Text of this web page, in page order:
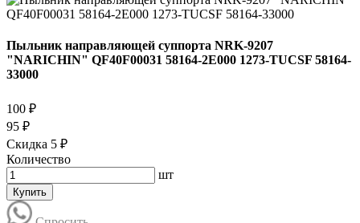
Пыльник направляющей суппорта NRK-9207
"NARICHIN" QF40F00031 58164-2E000 1273-TUCSF 58164-
33000
100 ₽
95 ₽
Скидка 5 ₽
Количество
шт
Купить